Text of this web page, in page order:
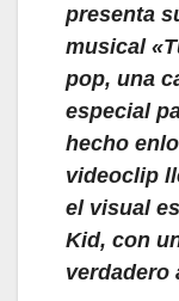
presenta
musical
pop, una
especial
hecho
videoclip
el visual
Kid, con
verdadero